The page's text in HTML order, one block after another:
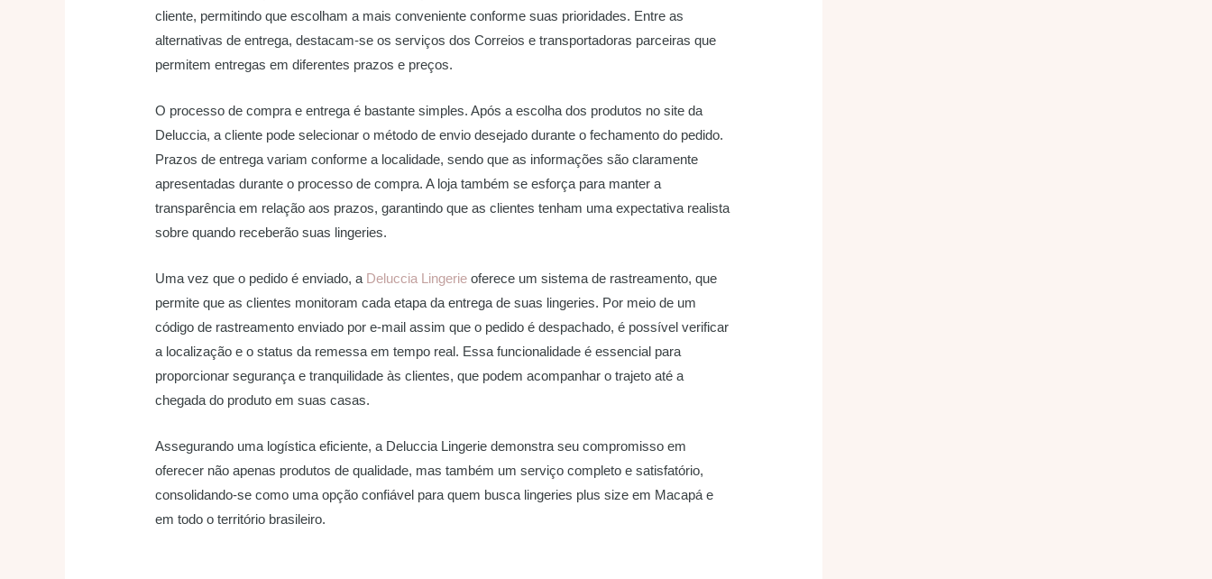
cliente, permitindo que escolham a mais conveniente conforme suas prioridades. Entre as
alternativas de entrega, destacam-se os serviços dos Correios e transportadoras parceiras que
permitem entregas em diferentes prazos e preços.
O processo de compra e entrega é bastante simples. Após a escolha dos produtos no site da
Deluccia, a cliente pode selecionar o método de envio desejado durante o fechamento do pedido.
Prazos de entrega variam conforme a localidade, sendo que as informações são claramente
apresentadas durante o processo de compra. A loja também se esforça para manter a
transparência em relação aos prazos, garantindo que as clientes tenham uma expectativa realista
sobre quando receberão suas lingeries.
Uma vez que o pedido é enviado, a Deluccia Lingerie oferece um sistema de rastreamento, que
permite que as clientes monitoram cada etapa da entrega de suas lingeries. Por meio de um
código de rastreamento enviado por e-mail assim que o pedido é despachado, é possível verificar
a localização e o status da remessa em tempo real. Essa funcionalidade é essencial para
proporcionar segurança e tranquilidade às clientes, que podem acompanhar o trajeto até a
chegada do produto em suas casas.
Assegurando uma logística eficiente, a Deluccia Lingerie demonstra seu compromisso em
oferecer não apenas produtos de qualidade, mas também um serviço completo e satisfatório,
consolidando-se como uma opção confiável para quem busca lingeries plus size em Macapá e
em todo o território brasileiro.